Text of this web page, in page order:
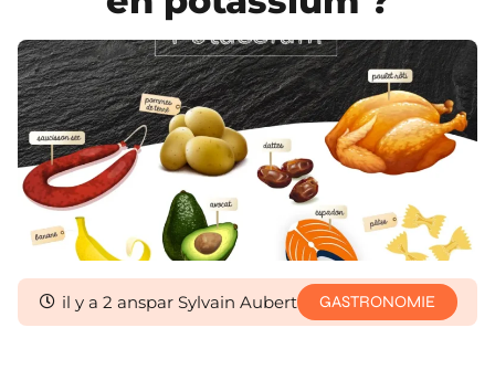
il y a 2 anspar Sylvain Aubert GASTRONOMIE